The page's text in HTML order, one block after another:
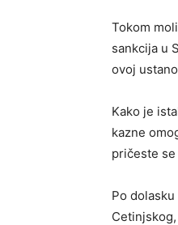
Tokom
sankcija u
ovoj
Kako je
kazne
pričeste
Po